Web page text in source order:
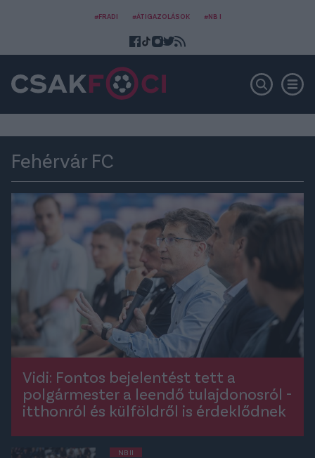
#FRADI #ÁTIGAZOLÁSOK #NB I
Fehérvár FC
Vidi: Fontos bejelentést tett a
polgármester a leendő tulajdonosról -
itthonról és külföldről is érdeklődnek
NB II